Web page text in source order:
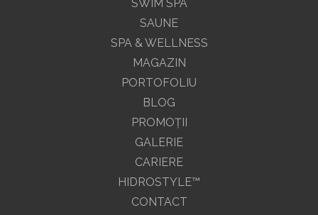
SWIM SPA
SAUNE
SPA & WELLNESS
MAGAZIN
PORTOFOLIU
BLOG
PROMOŢII
GALERIE
CARIERE
HIDROSTYLE™
CONTACT